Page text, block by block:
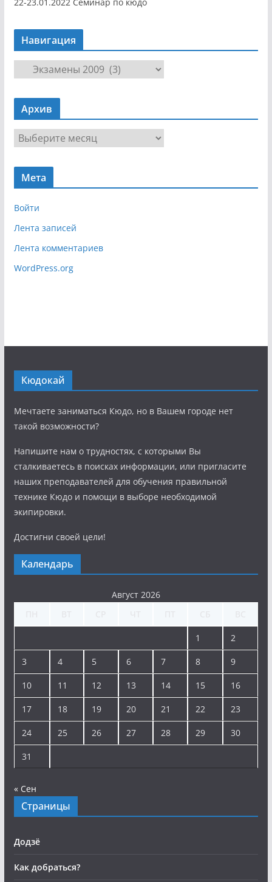
Навигация
а
в
г
я
Архив
р
х
Мета
Войти
Лента записей
Лента комментариев
WordPress.org
Кюдокай
Мечтаете заниматься Кюдо, но в Вашем городе нет
такой возможности?
Напишите нам о трудностях, с которыми Вы
сталкиваетесь в поисках информации, или пригласите
наших преподавателей для обучения правильной
технике Кюдо и помощи в выборе необходимой
экипировки.
Достигни своей цели!
Календарь
Август 2026
1 2
3 4 5 6 7 8 9
10 11 12 13 14 15 16
17 18 19 20 21 22 23
24 25 26 27 28 29 30
31
« Сен
Страницы
Додзё
Как добраться?